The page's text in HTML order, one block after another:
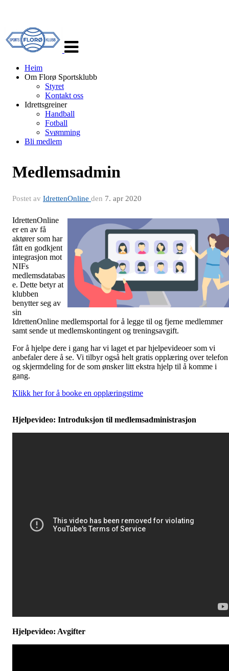
navigasjon
Heim
Om Florø Sportsklubb
Styret
Kontakt oss
Idrettsgreiner
Handball
Fotball
Svømming
Bli medlem
Medlemsadmin
Postet av IdrettenOnline den 7. apr 2020
IdrettenOnline
er en av få
aktører som har
fått en godkjent
integrasjon mot
NIFs
medlemsdatabas
e. Dette betyr at
klubben
benytter seg av
sin
IdrettenOnline medlemsportal for å legge til og fjerne medlemmer
samt sende ut medlemskontingent og treningsavgift.
For å hjelpe dere i gang har vi laget et par hjelpevideoer som vi
anbefaler dere å se. Vi tilbyr også helt gratis opplæring over telefon
og skjermdeling for de som ønsker litt ekstra hjelp til å komme i
gang.
Klikk her for å booke en opplæringstime
Hjelpevideo: Introduksjon til medlemsadministrasjon
Hjelpevideo: Avgifter